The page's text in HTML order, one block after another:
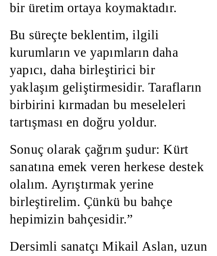
bir üretim ortaya koymaktadır.
Bu süreçte beklentim, ilgili
kurumların ve yapımların daha
yapıcı, daha birleştirici bir
yaklaşım geliştirmesidir. Tarafların
birbirini kırmadan bu meseleleri
tartışması en doğru yoldur.
Sonuç olarak çağrım şudur: Kürt
sanatına emek veren herkese destek
olalım. Ayrıştırmak yerine
birleştirelim. Çünkü bu bahçe
hepimizin bahçesidir.”
Dersimli sanatçı Mikail Aslan, uzun